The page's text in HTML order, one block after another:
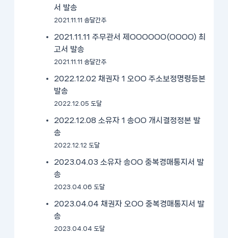
서 발송
2021.11.11 송달간주
2021.11.11 주무관서 제OOOOOO(OOOO) 최
고서 발송
2021.11.11 송달간주
2022.12.02 채권자 1 오OO 주소보정명령등본
발송
2022.12.05 도달
2022.12.08 소유자 1 송OO 개시결정정본 발
송
2022.12.12 도달
2023.04.03 소유자 송OO 중복경매통지서 발
송
2023.04.06 도달
2023.04.04 채권자 오OO 중복경매통지서 발
송
2023.04.04 도달